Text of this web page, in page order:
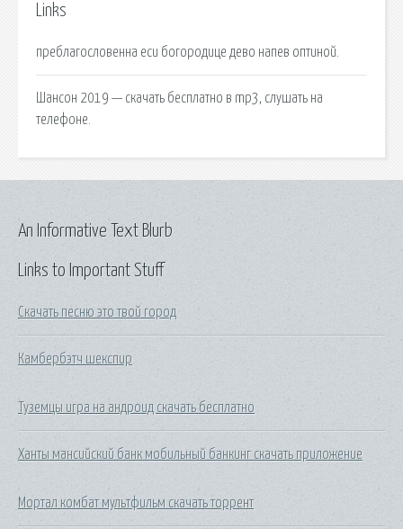
Links
преблагословенна еси богородице дево напев оптиной.
Шансон 2019 — скачать бесплатно в mp3, слушать на
телефоне.
Links to Important Stuff
Скачать песню это твой город
Камбербэтч шекспир
Туземцы игра на андроид скачать бесплатно
Ханты мансийский банк мобильный банкинг скачать приложение
Мортал комбат мультфильм скачать торрент
An Informative Text Blurb